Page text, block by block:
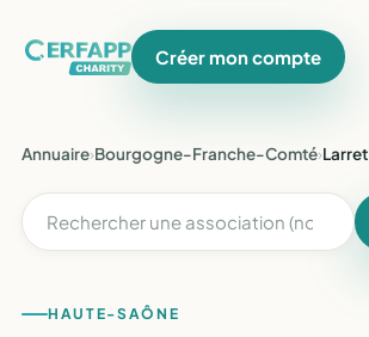
Créer mon compte
Annuaire›Bourgogne-Franche-Comté›Larret
HAUTE-SAÔNE